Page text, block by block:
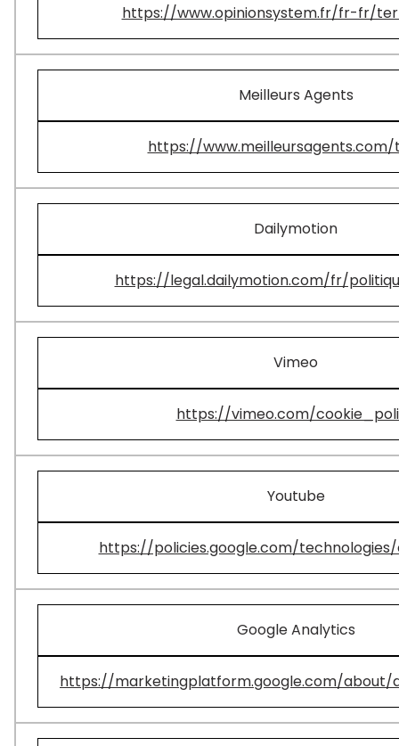
https://www.opinionsystem.fr/fr-fr/
Meilleurs Agents
https://
Dailymotion
https://legal.dailymotion.com/fr/
Vimeo
https://vimeo.com/
Youtube
https://policies.google.com/
Google Analytics
https://marketingplatform.google.com/